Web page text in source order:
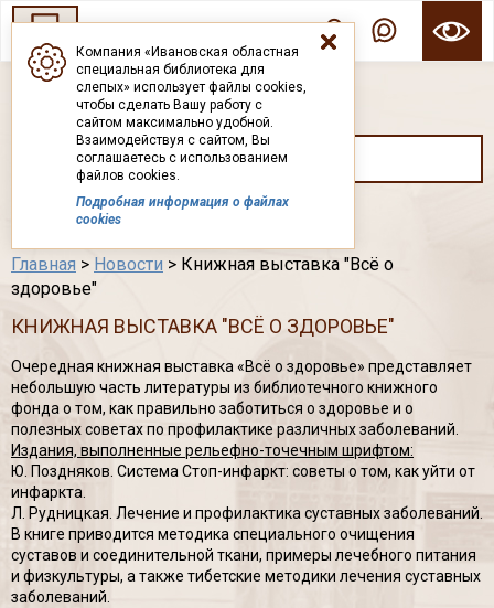
Компания «Ивановская областная
специальная библиотека для
слепых» использует файлы cookies,
чтобы сделать Вашу работу с
сайтом максимально удобной.
Взаимодействуя с сайтом, Вы
соглашаетесь с использованием
файлов cookies.
Подробная информация о файлах
cookies
ГОСУДАРСТВЕННОЕ БЮДЖЕТНОЕ УЧРЕЖДЕНИЕ ИВАНОВСКОЙ ОБЛАСТИ
ИВАНОВСКАЯ ОБЛАСТНАЯ СПЕЦИАЛЬНАЯ
БИБЛИОТЕКА ДЛЯ СЛЕПЫХ
Каталог
Главная > Новости > Книжная выставка "Всё о
здоровье"
КНИЖНАЯ ВЫСТАВКА "ВСЁ О ЗДОРОВЬЕ"
Очередная книжная выставка «Всё о здоровье» представляет
небольшую часть литературы из библиотечного книжного
фонда о том, как правильно заботиться о здоровье и о
полезных советах по профилактике различных заболеваний.
Издания, выполненные рельефно-точечным шрифтом:
Ю. Поздняков. Система Стоп-инфаркт: советы о том, как уйти от
инфаркта.
Л. Рудницкая. Лечение и профилактика суставных заболеваний.
В книге приводится методика специального очищения
суставов и соединительной ткани, примеры лечебного питания
и физкультуры, а также тибетские методики лечения суставных
заболеваний.